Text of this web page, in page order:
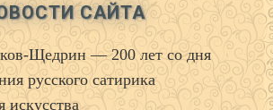
САЙТА
— 200 лет со дня
русского сатирика
искусства